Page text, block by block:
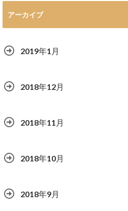
アーカイブ
2019年1月
2018年12月
2018年11月
2018年10月
2018年9月